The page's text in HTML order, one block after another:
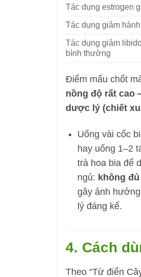
Tác dụng estrogen
Tác dụng giảm
Tác dụng giảm
bình thường
Điểm mấu chốt
nồng độ rất cao
dược lý (chiết
Uống vài cốc
hay uống 1–2
trà hoa bia để
ngủ: không đủ
gây ảnh
lý đáng kể.
4. Cách
Theo “Từ điển